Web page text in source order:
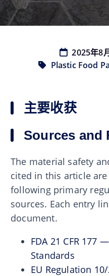
2025年8
Plastic Food
主要收获
Sources and
The material safety
cited in this article
following primary
sources. Each entry
document.
FDA 21 CFR 177
Standards
EU Regulation 10/